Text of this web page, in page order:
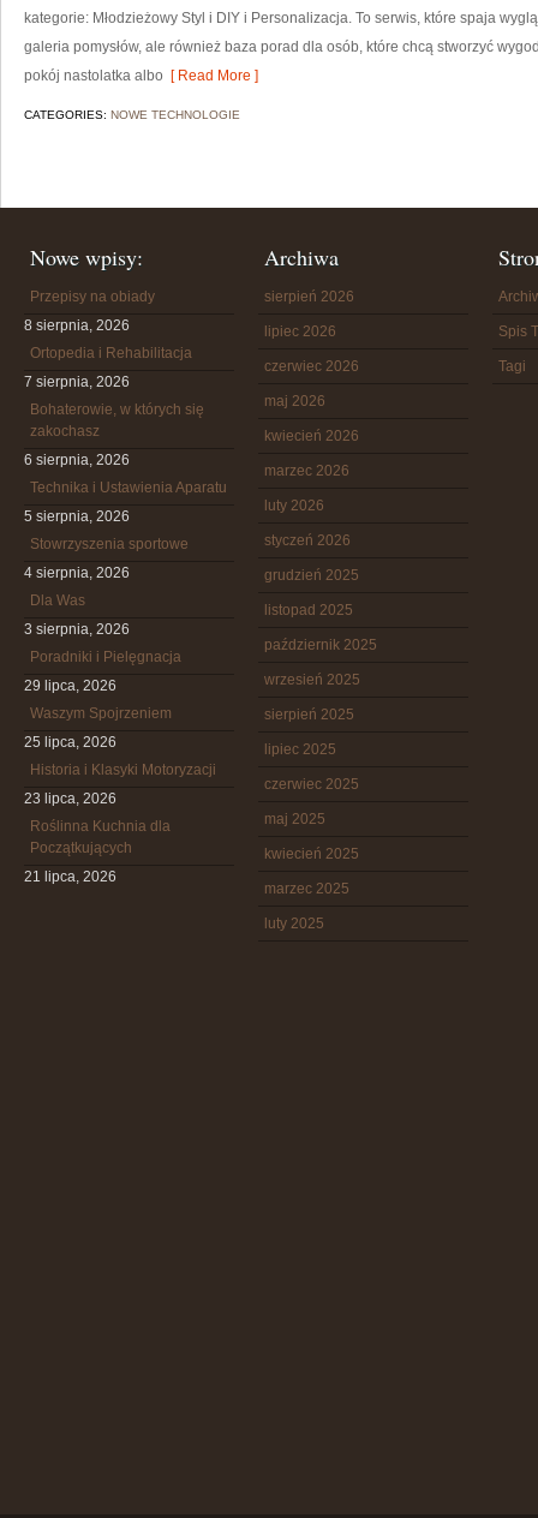
kategorie: Młodzieżowy Styl i DIY i Personalizacja. To serwis, które spaja
galeria pomysłów, ale również baza porad dla osób, które chcą stworzyć
pokój nastolatka albo [ Read More ]
CATEGORIES: NOWE TECHNOLOGIE
Nowe wpisy:
Przepisy na obiady
8 sierpnia, 2026
Ortopedia i Rehabilitacja
7 sierpnia, 2026
Bohaterowie, w których się
zakochasz
6 sierpnia, 2026
Technika i Ustawienia Aparatu
5 sierpnia, 2026
Stowrzyszenia sportowe
4 sierpnia, 2026
Dla Was
3 sierpnia, 2026
Poradniki i Pielęgnacja
29 lipca, 2026
Waszym Spojrzeniem
25 lipca, 2026
Historia i Klasyki Motoryzacji
23 lipca, 2026
Roślinna Kuchnia dla
Początkujących
21 lipca, 2026
Archiwa
sierpień 2026
lipiec 2026
czerwiec 2026
maj 2026
kwiecień 2026
marzec 2026
luty 2026
styczeń 2026
grudzień 2025
listopad 2025
październik 2025
wrzesień 2025
sierpień 2025
lipiec 2025
czerwiec 2025
maj 2025
kwiecień 2025
marzec 2025
luty 2025
Spis
Tagi